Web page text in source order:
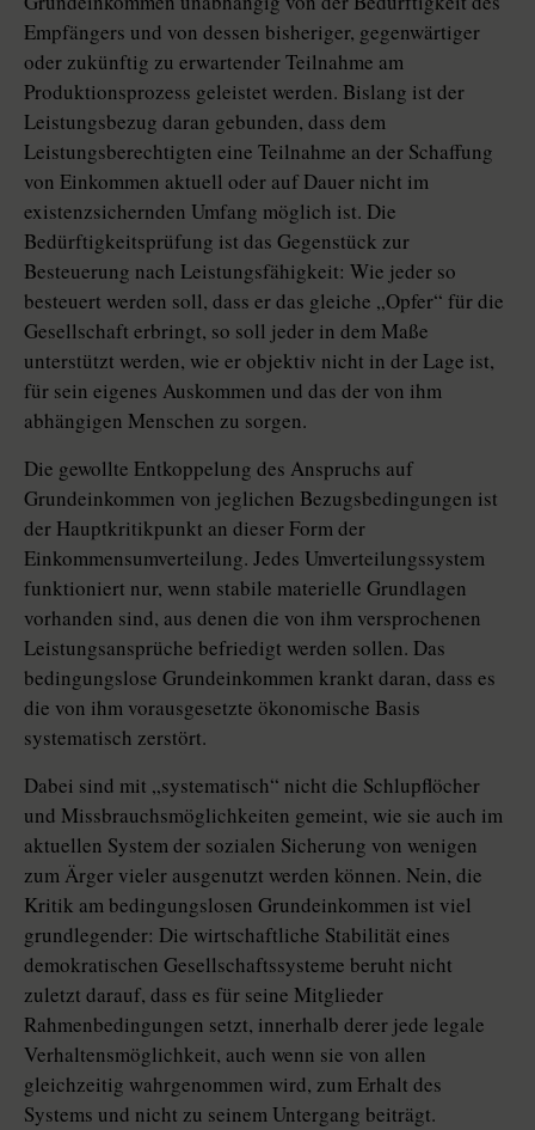
Empfängers und von dessen bisheriger, gegenwärtiger
oder zukünftig zu erwartender Teilnahme am
Produktionsprozess geleistet werden. Bislang ist der
Leistungsbezug daran gebunden, dass dem
Leistungsberechtigten eine Teilnahme an der Schaffung
von Einkommen aktuell oder auf Dauer nicht im
existenzsichernden Umfang möglich ist. Die
Bedürftigkeitsprüfung ist das Gegenstück zur
Besteuerung nach Leistungsfähigkeit: Wie jeder so
besteuert werden soll, dass er das gleiche „Opfer“ für die
Gesellschaft erbringt, so soll jeder in dem Maße
unterstützt werden, wie er objektiv nicht in der Lage ist,
für sein eigenes Auskommen und das der von ihm
abhängigen Menschen zu sorgen.
Die gewollte Entkoppelung des Anspruchs auf
Grundeinkommen von jeglichen Bezugsbedingungen ist
der Hauptkritikpunkt an dieser Form der
Einkommensumverteilung. Jedes Umverteilungssystem
funktioniert nur, wenn stabile materielle Grundlagen
vorhanden sind, aus denen die von ihm versprochenen
Leistungsansprüche befriedigt werden sollen. Das
bedingungslose Grundeinkommen krankt daran, dass es
die von ihm vorausgesetzte ökonomische Basis
systematisch zerstört.
Dabei sind mit „systematisch“ nicht die Schlupflöcher
und Missbrauchsmöglichkeiten gemeint, wie sie auch im
aktuellen System der sozialen Sicherung von wenigen
zum Ärger vieler ausgenutzt werden können. Nein, die
Kritik am bedingungslosen Grundeinkommen ist viel
grundlegender: Die wirtschaftliche Stabilität eines
demokratischen Gesellschaftssysteme beruht nicht
zuletzt darauf, dass es für seine Mitglieder
Rahmenbedingungen setzt, innerhalb derer jede legale
Verhaltensmöglichkeit, auch wenn sie von allen
gleichzeitig wahrgenommen wird, zum Erhalt des
Systems und nicht zu seinem Untergang beiträgt.